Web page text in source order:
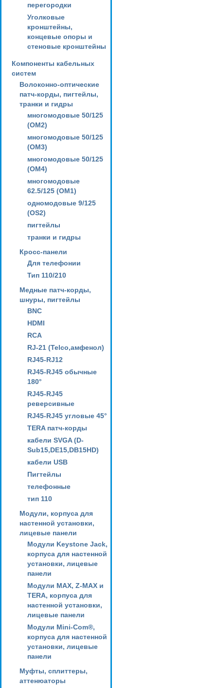
перегородки
Уголковые
кронштейны,
концевые опоры и
стеновые кронштейны
Компоненты кабельных
систем
Волоконно-оптические
патч-корды, пигтейлы,
транки и гидры
многомодовые 50/125
(OM2)
многомодовые 50/125
(OM3)
многомодовые 50/125
(OM4)
многомодовые
62.5/125 (OM1)
одномодовые 9/125
(OS2)
пигтейлы
транки и гидры
Кросс-панели
Для телефонии
Тип 110/210
Медные патч-корды,
шнуры, пигтейлы
BNC
HDMI
RCA
RJ-21 (Telco,амфенол)
RJ45-RJ12
RJ45-RJ45 обычные
180°
RJ45-RJ45
реверсивные
RJ45-RJ45 угловые 45°
TERA патч-корды
кабели SVGA (D-
Sub15,DE15,DB15HD)
кабели USB
Пигтейлы
телефонные
тип 110
Модули, корпуса для
настенной установки,
лицевые панели
Модули Keystone Jack,
корпуса для настенной
установки, лицевые
панели
Модули MAX, Z-MAX и
TERA, корпуса для
настенной установки,
лицевые панели
Модули Mini-Com®,
корпуса для настенной
установки, лицевые
панели
Муфты, сплиттеры,
аттенюаторы